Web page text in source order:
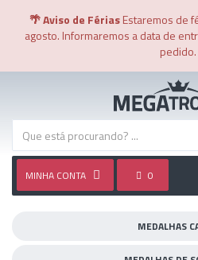
🌴 Aviso de FériasEstaremos de
agosto. Informaremos a data de
pedido.
MINHA CONTA 0
MEDALHAS